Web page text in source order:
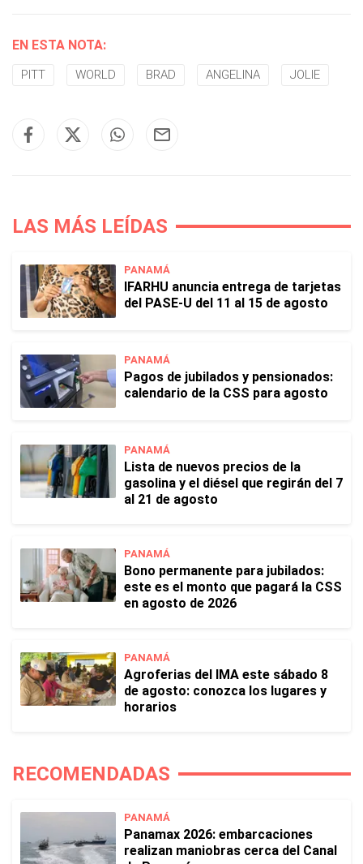
EN ESTA NOTA:
PITT WORLD BRAD ANGELINA JOLIE
LAS MÁS LEÍDAS
PANAMÁ
IFARHU anuncia entrega de tarjetas
del PASE-U del 11 al 15 de agosto
PANAMÁ
Pagos de jubilados y pensionados:
calendario de la CSS para agosto
PANAMÁ
Lista de nuevos precios de la
gasolina y el diésel que regirán del 7
al 21 de agosto
PANAMÁ
Bono permanente para jubilados:
este es el monto que pagará la CSS
en agosto de 2026
PANAMÁ
Agroferias del IMA este sábado 8
de agosto: conozca los lugares y
horarios
RECOMENDADAS
PANAMÁ
Panamax 2026: embarcaciones
realizan maniobras cerca del Canal